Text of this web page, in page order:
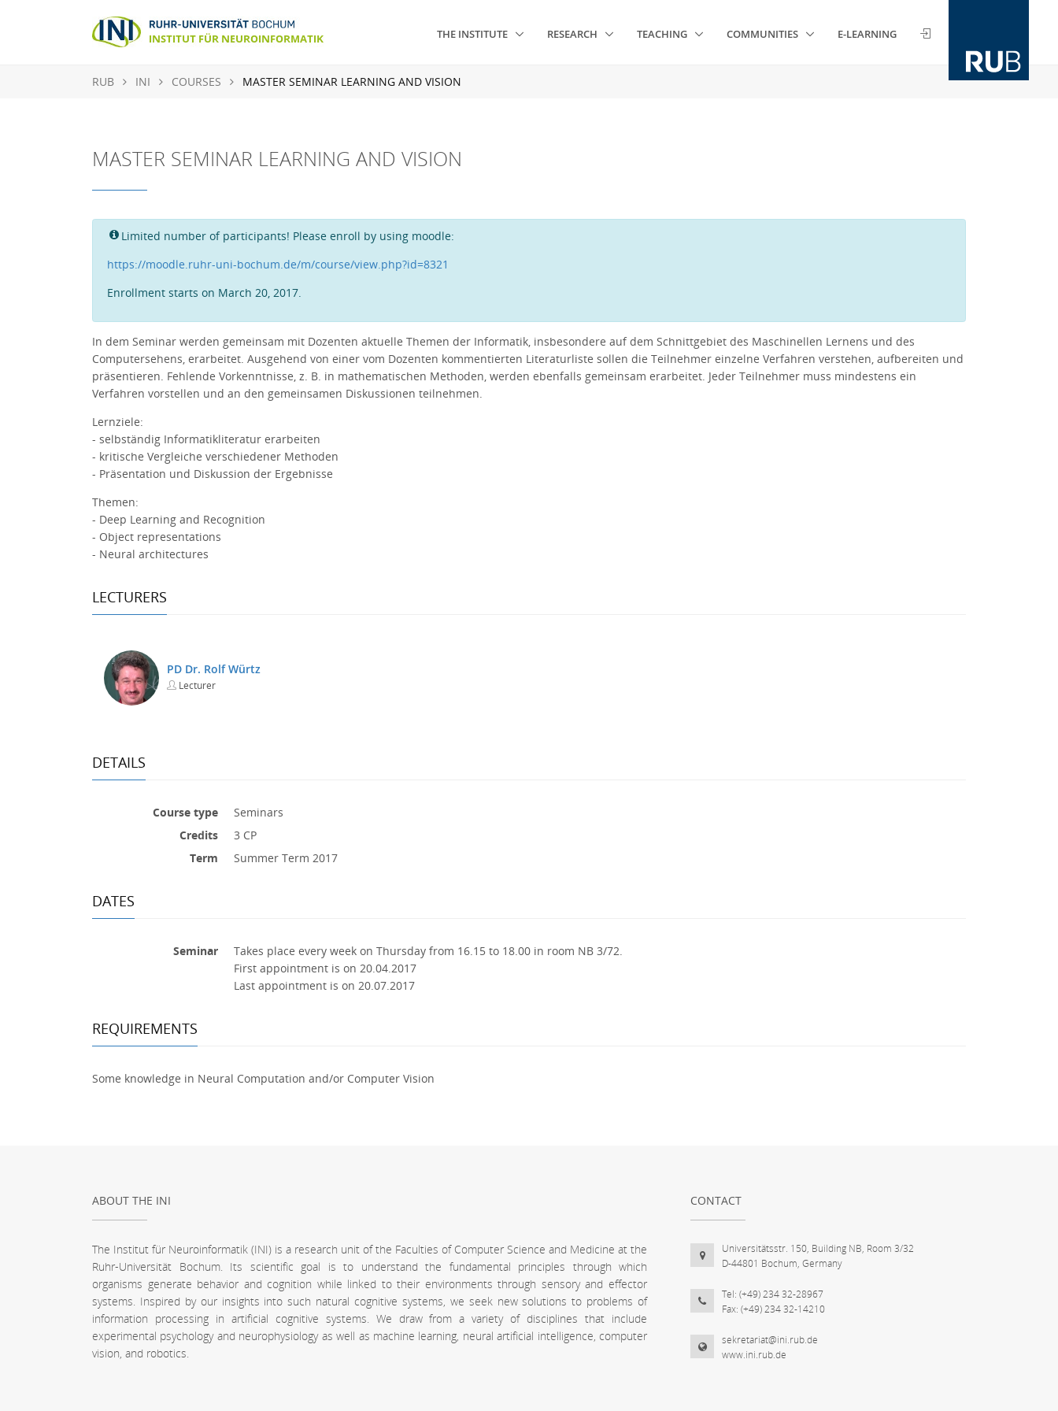
THE INSTITUTE RESEARCH TEACHING COMMUNITIES E-LEARNING
RUB INI COURSES MASTER SEMINAR LEARNING AND VISION
MASTER SEMINAR LEARNING AND VISION
Limited number of participants! Please enroll by using moodle:
https://moodle.ruhr-uni-bochum.de/m/course/view.php?id=8321
Enrollment starts on March 20, 2017.
In dem Seminar werden gemeinsam mit Dozenten aktuelle Themen der Informatik, insbesondere auf dem Schnittgebiet des Maschinellen Lernens und des
Computersehens, erarbeitet. Ausgehend von einer vom Dozenten kommentierten Literaturliste sollen die Teilnehmer einzelne Verfahren verstehen, aufbereiten und
präsentieren. Fehlende Vorkenntnisse, z. B. in mathematischen Methoden, werden ebenfalls gemeinsam erarbeitet. Jeder Teilnehmer muss mindestens ein
Verfahren vorstellen und an den gemeinsamen Diskussionen teilnehmen.
Lernziele:
- selbständig Informatikliteratur erarbeiten
- kritische Vergleiche verschiedener Methoden
- Präsentation und Diskussion der Ergebnisse
Themen:
- Deep Learning and Recognition
- Object representations
- Neural architectures
LECTURERS
PD Dr. Rolf Würtz
Lecturer
DETAILS
Course type
Seminars
Credits
3 CP
Term
Summer Term 2017
DATES
Seminar
Takes place every week on Thursday from 16.15 to 18.00 in room NB 3/72.
First appointment is on 20.04.2017
Last appointment is on 20.07.2017
REQUIREMENTS
Some knowledge in Neural Computation and/or Computer Vision
ABOUT THE INI
The Institut für Neuroinformatik (INI) is a research unit of the Faculties of Computer Science and Medicine at the
Ruhr-Universität Bochum. Its scientific goal is to understand the fundamental principles through which
organisms generate behavior and cognition while linked to their environments through sensory and effector
systems. Inspired by our insights into such natural cognitive systems, we seek new solutions to problems of
information processing in artificial cognitive systems. We draw from a variety of disciplines that include
experimental psychology and neurophysiology as well as machine learning, neural artificial intelligence, computer
vision, and robotics.
CONTACT
Universitätsstr. 150, Building NB, Room 3/32
D-44801 Bochum, Germany
Tel: (+49) 234 32-28967
Fax: (+49) 234 32-14210
sekretariat@ini.rub.de
www.ini.rub.de